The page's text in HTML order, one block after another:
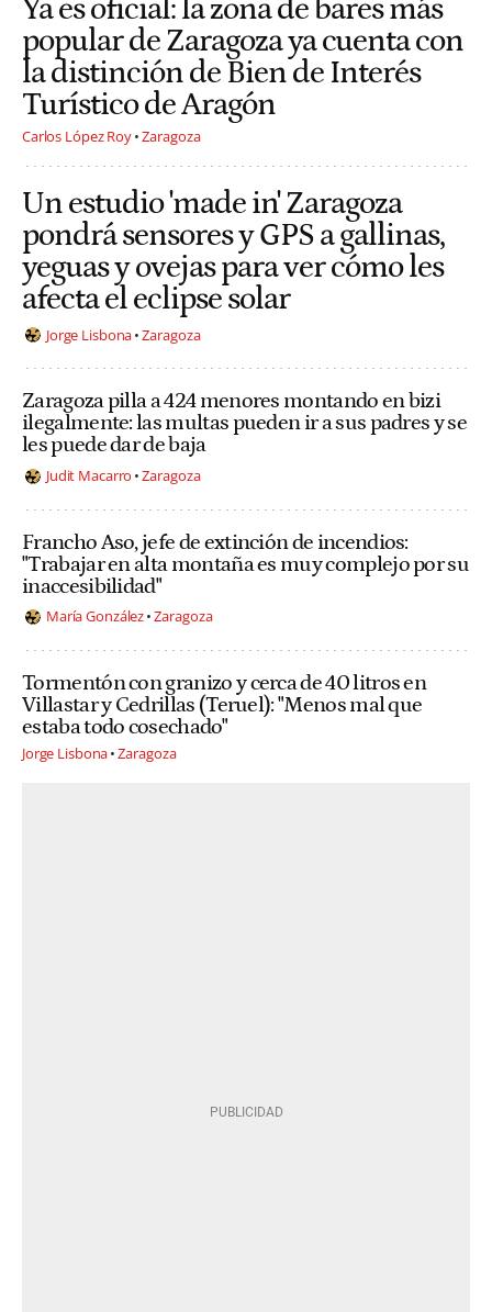
Ya es oficial: la zona de bares más
popular de Zaragoza ya cuenta con
la distinción de Bien de Interés
Turístico de Aragón
Carlos López Roy Zaragoza
Un estudio 'made in' Zaragoza
pondrá sensores y GPS a gallinas,
yeguas y ovejas para ver cómo les
afecta el eclipse solar
Jorge Lisbona Zaragoza
Zaragoza pilla a 424 menores montando en bizi
ilegalmente: las multas pueden ir a sus padres y se
les puede dar de baja
Judit Macarro Zaragoza
Francho Aso, jefe de extinción de incendios:
"Trabajar en alta montaña es muy complejo por su
inaccesibilidad"
María González Zaragoza
Tormentón con granizo y cerca de 40 litros en
Villastar y Cedrillas (Teruel): "Menos mal que
estaba todo cosechado"
Jorge Lisbona Zaragoza